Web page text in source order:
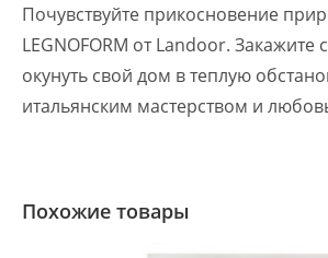
Почувствуйте прикосновение
LEGNOFORM от Landoor. Закажите
окунуть свой дом в теплую
итальянским мастерством и
Похожие товары